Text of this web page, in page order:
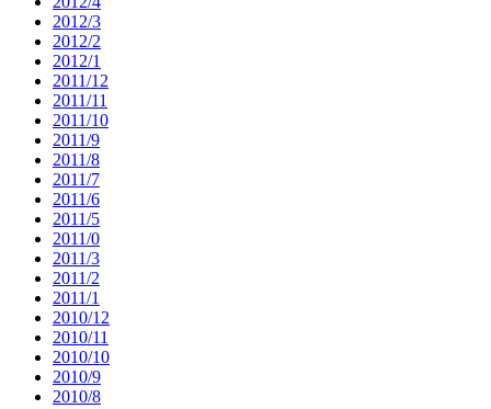
2012/3
2012/2
2012/1
2011/12
2011/11
2011/10
2011/9
2011/8
2011/7
2011/6
2011/5
2011/0
2011/3
2011/2
2011/1
2010/12
2010/11
2010/10
2010/9
2010/8